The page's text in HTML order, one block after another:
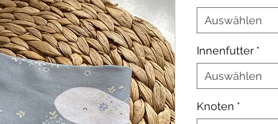
Auswählen
Innenfutter *
Auswählen
Knoten *